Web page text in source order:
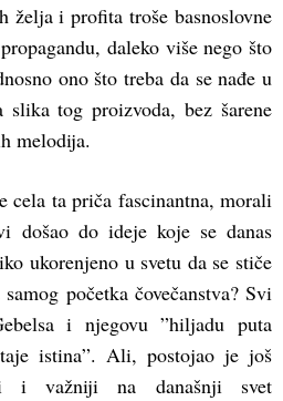
želja i profita troše basnoslovne
daleko više nego što
ono što treba da se nađe u
tog proizvoda, bez šarene
melodija.
cela ta priča fascinantna, morali
došao do ideje koje se danas
ukorenjeno u svetu da se stiče
početka čovečanstva? Svi
i njegovu ”hiljadu puta
istina”. Ali, postojao je još
i važniji na današnji svet